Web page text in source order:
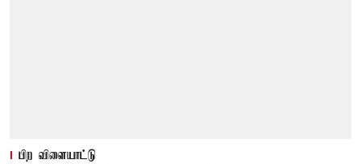
பிற விளையாட்டு